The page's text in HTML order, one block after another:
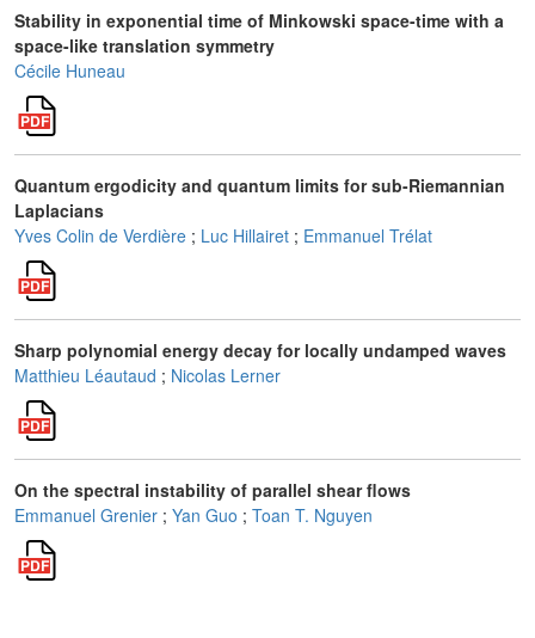
Stability in exponential time of Minkowski space-time with a
space-like translation symmetry
Cécile Huneau
Quantum ergodicity and quantum limits for sub-Riemannian
Laplacians
Yves Colin de Verdière ; Luc Hillairet ; Emmanuel Trélat
Sharp polynomial energy decay for locally undamped waves
Matthieu Léautaud ; Nicolas Lerner
On the spectral instability of parallel shear flows
Emmanuel Grenier ; Yan Guo ; Toan T. Nguyen